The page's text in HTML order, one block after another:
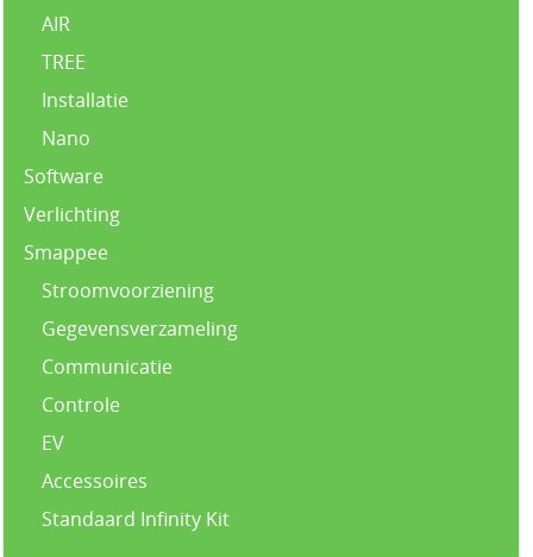
AIR
TREE
Installatie
Nano
Software
Verlichting
Smappee
Stroomvoorziening
Gegevensverzameling
Communicatie
Controle
EV
Accessoires
Standaard Infinity Kit